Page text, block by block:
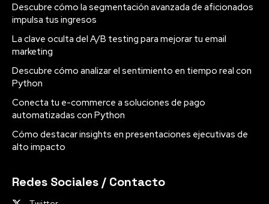
Descubre cómo la segmentación avanzada de aficionados
impulsa tus ingresos
La clave oculta del A/B testing para mejorar tu email
marketing
Descubre cómo analizar el sentimiento en tiempo real con
Python
Conecta tu e-commerce a soluciones de pago
automatizadas con Python
Cómo destacar insights en presentaciones ejecutivas de
alto impacto
Redes Sociales / Contacto